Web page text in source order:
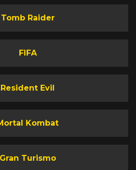
Tomb Raider
FIFA
Resident Evil
Kombat
Gran Turismo